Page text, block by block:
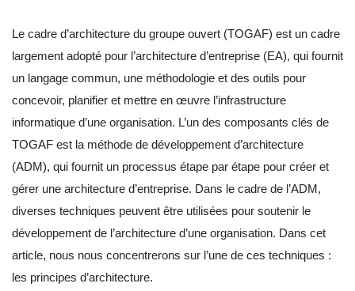
Le cadre d’architecture du groupe ouvert (TOGAF) est un cadre
largement adopté pour l’architecture d’entreprise (EA), qui fournit
un langage commun, une méthodologie et des outils pour
concevoir, planifier et mettre en œuvre l’infrastructure
informatique d’une organisation. L’un des composants clés de
TOGAF est la méthode de développement d’architecture
(ADM), qui fournit un processus étape par étape pour créer et
gérer une architecture d’entreprise. Dans le cadre de l’ADM,
diverses techniques peuvent être utilisées pour soutenir le
développement de l’architecture d’une organisation. Dans cet
article, nous nous concentrerons sur l’une de ces techniques :
les principes d’architecture.